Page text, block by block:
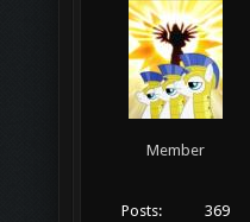
Member
Posts:
369